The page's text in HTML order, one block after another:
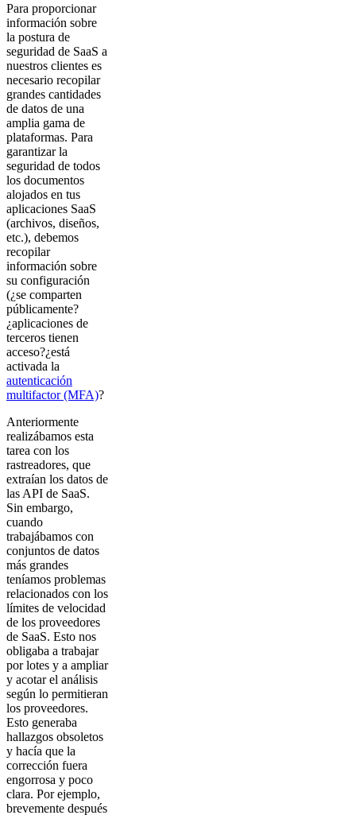
Para proporcionar
información sobre
la postura de
seguridad de SaaS a
nuestros clientes es
necesario recopilar
grandes cantidades
de datos de una
amplia gama de
plataformas. Para
garantizar la
seguridad de todos
los documentos
alojados en tus
aplicaciones SaaS
(archivos, diseños,
etc.), debemos
recopilar
información sobre
su configuración
(¿se comparten
públicamente?
¿aplicaciones de
terceros tienen
acceso?¿está
activada la
autenticación
multifactor (MFA)?
Anteriormente
realizábamos esta
tarea con los
rastreadores, que
extraían los datos de
las API de SaaS.
Sin embargo,
cuando
trabajábamos con
conjuntos de datos
más grandes
teníamos problemas
relacionados con los
límites de velocidad
de los proveedores
de SaaS. Esto nos
obligaba a trabajar
por lotes y a ampliar
y acotar el análisis
según lo permitieran
los proveedores.
Esto generaba
hallazgos obsoletos
y hacía que la
corrección fuera
engorrosa y poco
clara. Por ejemplo,
brevemente después